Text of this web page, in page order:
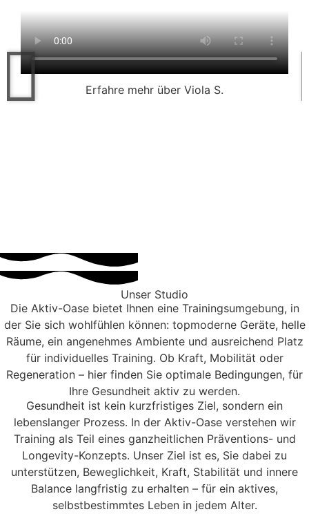
Erfahre mehr über Viola S.
Unser Studio
Die Aktiv-Oase bietet Ihnen eine Trainingsumgebung, in
der Sie sich wohlfühlen können: topmoderne Geräte, helle
Räume, ein angenehmes Ambiente und ausreichend Platz
für individuelles Training. Ob Kraft, Mobilität oder
Regeneration – hier finden Sie optimale Bedingungen, für
Ihre Gesundheit aktiv zu werden.
Gesundheit ist kein kurzfristiges Ziel, sondern ein
lebenslanger Prozess. In der Aktiv-Oase verstehen wir
Training als Teil eines ganzheitlichen Präventions- und
Longevity-Konzepts. Unser Ziel ist es, Sie dabei zu
unterstützen, Beweglichkeit, Kraft, Stabilität und innere
Balance langfristig zu erhalten – für ein aktives,
selbstbestimmtes Leben in jedem Alter.